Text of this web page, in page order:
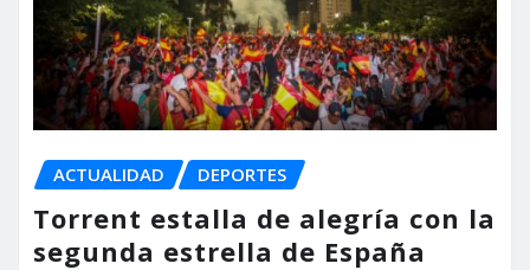
ACTUALIDAD DEPORTES
Torrent estalla de alegría con la
segunda estrella de España